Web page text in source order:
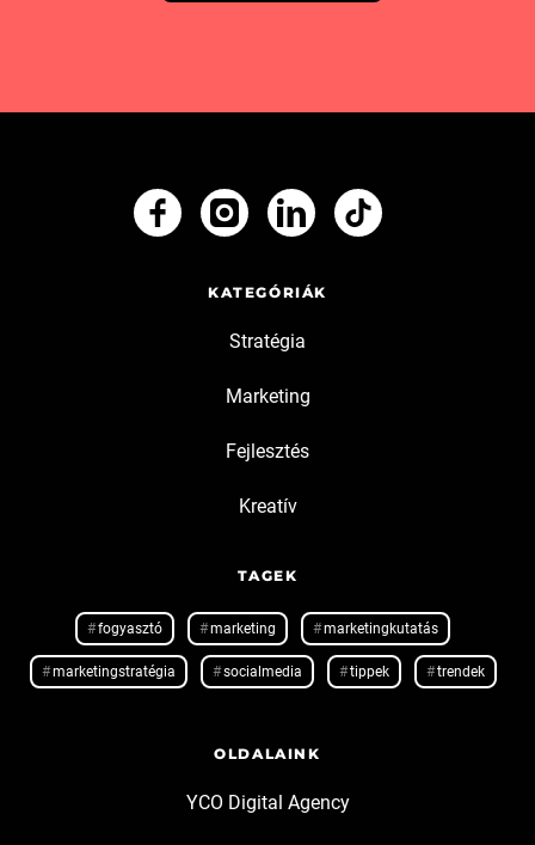
KATEGÓRIÁK
Stratégia
Marketing
Fejlesztés
Kreatív
TAGEK
fogyasztó marketing marketingkutatás
marketingstratégia socialmedia tippek trendek
OLDALAINK
YCO Digital Agency